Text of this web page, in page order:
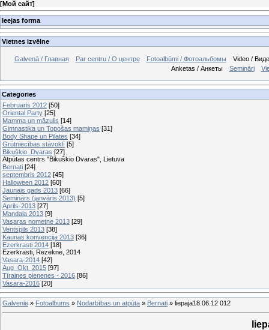
[Мой сайт]
Ieejas forma
Vietnes izvēlne
Galvenā / Главная Par centru / О центре Fotoalbūmi / Фотоальбомы
Video /
Anketas / Анкеты
Semināri
Categories
Februaris 2012 [50]
Oriental Party [25]
Mamma un māzulis [14]
Gimnastika un Topošas mamiņas [31]
Body Shape un Pilates [34]
Grūtniecības stāvoklī [5]
Bikuškio_Dvaras [27]
Atpūtas centrs "Bikuškio Dvaras", Lietuva
Bernati [24]
septembris 2012 [45]
Halloween 2012 [60]
Jaunais gads 2013 [66]
Seminārs (janvāris 2013) [5]
Aprils-2013 [27]
Mandala 2013 [9]
Vasaras nometne 2013 [29]
Ventspils 2013 [38]
Kaunas konvencija 2013 [36]
Ezerkrasti 2014 [18]
Ezerkrasti, Rezekne, 2014
Vasara-2014 [42]
Aug_Okt_2015 [97]
Tīraines pienenes - 2016 [86]
Vasara-2016 [20]
Galvenie » Fotoalbums » Nodarbības un atpūta » Bernati » liepaja18.06.12 012